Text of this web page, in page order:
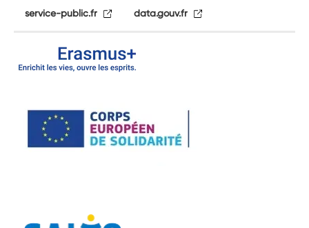
service-public.fr data.gouv.fr